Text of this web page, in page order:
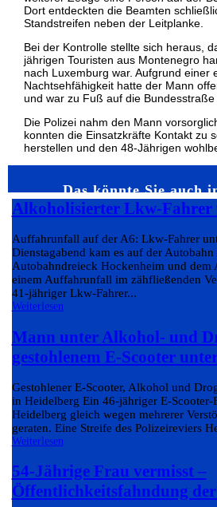
Dort entdeckten die Beamten
Standstreifen neben der Leitplanke.
Bei der Kontrolle stellte sich heraus,
jährigen Touristen aus Montenegro
nach Luxemburg war. Aufgrund einer
Nachtsehfähigkeit hatte der Mann
und war zu Fuß auf die Bundesstraße
Die Polizei nahm den Mann
konnten die Einsatzkräfte Kontakt zu
herstellen und den 48-Jährigen
Das könnte Sie auch
Alkoholisierter Lkw-Fahrer
Auffahrunfall auf der A6: Lkw-Fahrer
Dienstagabend kam es auf der
Autobahndreieck Hockenheim und dem
einem Auffahrunfall im zähfließenden
41-jähriger Lkw-Fahrer...
Weiterlesen
Mann unter Alkohol- und
gestohlenem E-Scooter
Gestohlener E-Scooter, Alkohol und
in Heidelberg Ein 46-jähriger E-Scooter-
Heidelberg gleich wegen mehrerer
geraten. Eine Streife des Polizeireviers
Weiterlesen
54-Jährige Frau vermisst –
Öffentlichkeitsfahndung